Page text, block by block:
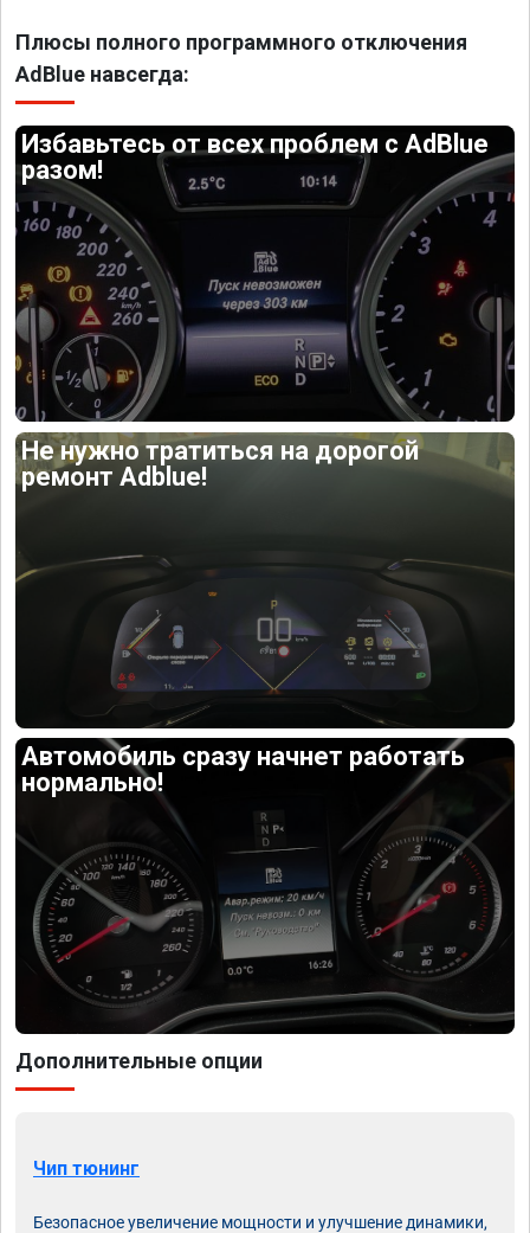
Плюсы полного программного отключения
AdBlue навсегда:
Избавьтесь от всех проблем с AdBlue
разом!
Не нужно тратиться на дорогой
ремонт Adblue!
Автомобиль сразу начнет работать
нормально!
Дополнительные опции
Чип тюнинг
Безопасное увеличение мощности и улучшение динамики,